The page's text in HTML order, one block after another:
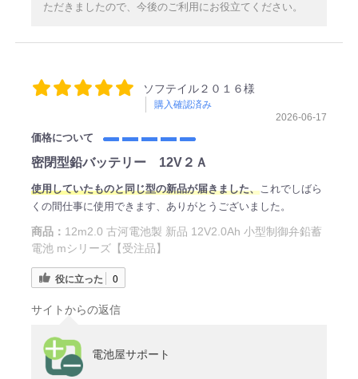
ただきましたので、今後のご利用にお役立てください。
ソフテイル２０１６様
購入確認済み
2026-06-17
価格について
密閉型鉛バッテリー 12V２Ａ
使用していたものと同じ型の新品が届きました、これでしばら
くの間仕事に使用できます、ありがとうございました。
商品： 12m2.0 古河電池製 新品 12V2.0Ah 小型制御弁鉛蓄
電池 mシリーズ【受注品】
役に立った 0
サイトからの返信
電池屋サポート